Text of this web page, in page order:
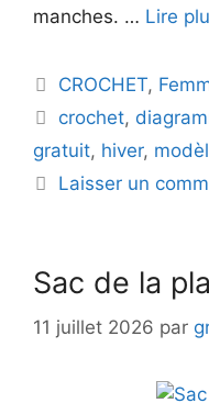
manches. … Lire
Catégories
CROCHET,
Étiquettes
crochet,
gratuit, hiver,
Laisser un
Sac de la
11 juillet 2026 par